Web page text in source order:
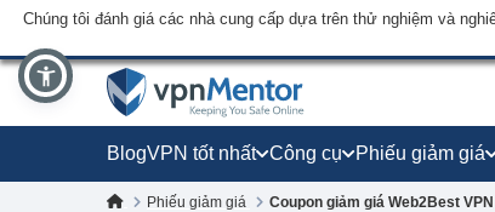
Chúng tôi đánh giá các nhà cung cấp dựa trên thử nghiệm và
BlogVPN tốt nhất Công cụ Phiếu giảm giá
Phiếu giảm giá Coupon giảm giá Web2Best VPN